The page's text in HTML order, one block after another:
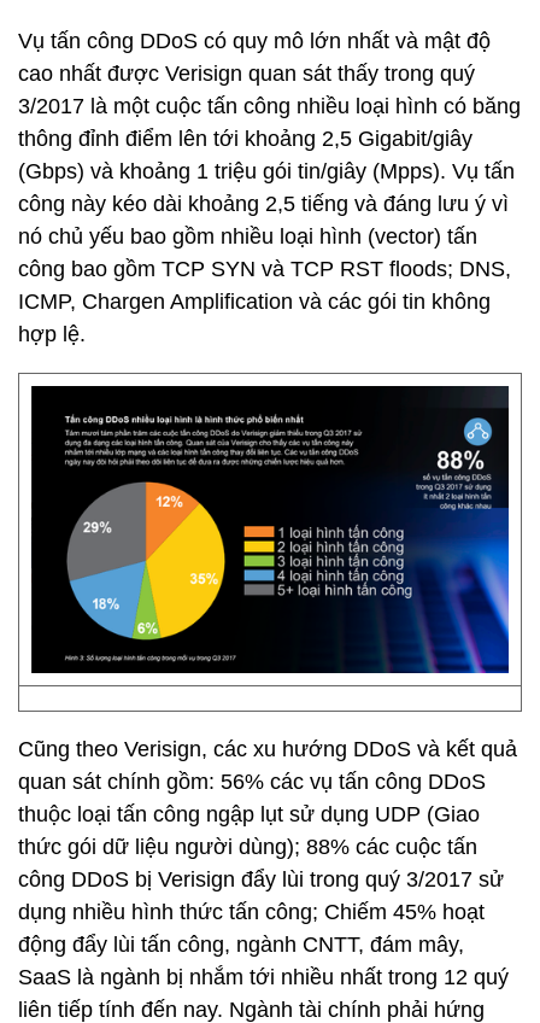
Vụ tấn công DDoS có quy mô lớn nhất và mật độ
cao nhất được Verisign quan sát thấy trong quý
3/2017 là một cuộc tấn công nhiều loại hình có băng
thông đỉnh điểm lên tới khoảng 2,5 Gigabit/giây
(Gbps) và khoảng 1 triệu gói tin/giây (Mpps). Vụ tấn
công này kéo dài khoảng 2,5 tiếng và đáng lưu ý vì
nó chủ yếu bao gồm nhiều loại hình (vector) tấn
công bao gồm TCP SYN và TCP RST floods; DNS,
ICMP, Chargen Amplification và các gói tin không
hợp lệ.
Cũng theo Verisign, các xu hướng DDoS và kết quả
quan sát chính gồm: 56% các vụ tấn công DDoS
thuộc loại tấn công ngập lụt sử dụng UDP (Giao
thức gói dữ liệu người dùng); 88% các cuộc tấn
công DDoS bị Verisign đẩy lùi trong quý 3/2017 sử
dụng nhiều hình thức tấn công; Chiếm 45% hoạt
động đẩy lùi tấn công, ngành CNTT, đám mây,
SaaS là ngành bị nhắm tới nhiều nhất trong 12 quý
liên tiếp tính đến nay. Ngành tài chính phải hứng